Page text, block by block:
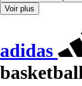
Voir plus
adidas